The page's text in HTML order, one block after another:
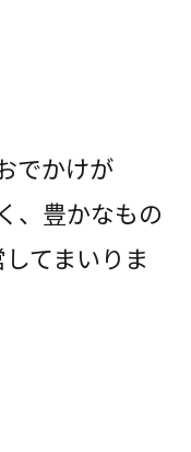
でかけが
、豊かなもの
てまいりま